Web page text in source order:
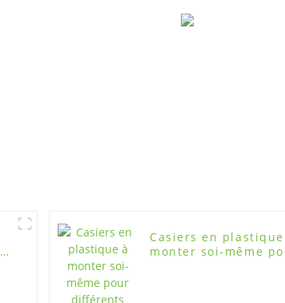
Casiers en plastique
monter soi-même